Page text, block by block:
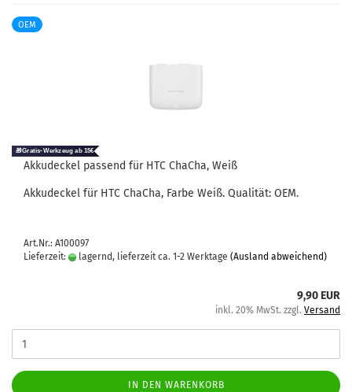
OEM
Ak­ku­de­ckel pas­send für HTC ChaCha, Weiß
Ak­ku­de­ckel für HTC ChaCha, Farbe Weiß. Qua­li­tät: OEM.
Art.Nr.: A100097
Lieferzeit:
lagernd, lieferzeit ca. 1-2 Werktage (Ausland abweichend)
9,90 EUR
inkl. 20% MwSt. zzgl. Versand
IN DEN WARENKORB